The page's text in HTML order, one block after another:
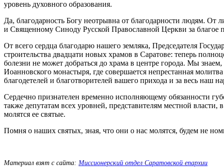
уровень духовного образования.
Да, благодарность Богу неотрывна от благодарности людям.
и Священному Синоду Русской Православной Церкви за
От всего сердца благодарю нашего земляка, Председателя
строительства двадцати новых храмов в Саратове: теперь
болезни не может добраться до храма в центре города. Мы
Иоанновского монастыря, где совершается непрестанная
благодетелей и благотворителей вашего прихода и за весь
Сердечно признателен временно исполняющему обязанности
также депутатам всех уровней, представителям местной
молятся ее святые.
Помня о наших святых, зная, что они о нас молятся, будем не
Материал взят с сайта: Миссионерский отдел Саратовской епархии